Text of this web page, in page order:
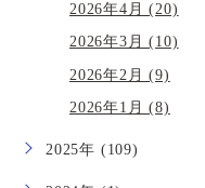
2026年4月 (20)
2026年3月 (10)
2026年2月 (9)
2026年1月 (8)
2025年 (109)